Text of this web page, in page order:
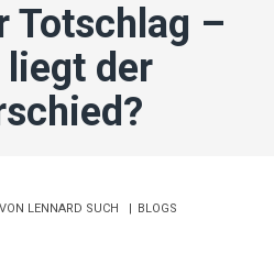
Totschlag –
der
VON LENNARD SUCH BLOGS